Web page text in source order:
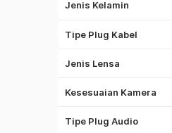
Jenis Kelamin
Wanita
Tipe Plug Kabel
Lihat Semua
Jenis Lensa
Lensa Plus
Lensa Anti Blueray
Lensa Photochromic
Kesesuaian Kamera
Nikon
GoPro
Tipe Plug Audio
RCA
3.5 mm